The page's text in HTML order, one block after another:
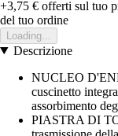
+3,75 € offerti sul tuo
del tuo ordine
Loading...
Descrizione
NUCLEO
cuscinetto
assorbimento
PIASTRA DI